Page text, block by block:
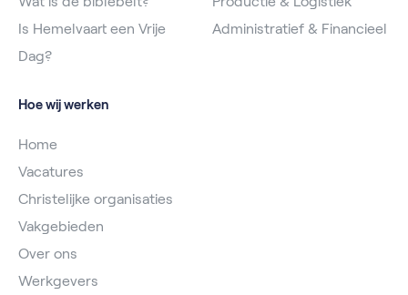
Is Hemelvaart een Vrije
Dag?
Administratief & Financieel
Hoe wij werken
Home
Vacatures
Christelijke organisaties
Vakgebieden
Over ons
Werkgevers